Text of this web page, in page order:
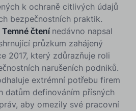
k ochraně citlivých údajů
bezpečnostních praktik.
Temné čtení nedávno napsal
průzkum zahájený
2017, který zdůrazňuje roli
narušeních podniků.
extrémní potřebu firem
datům definováním přísných
aby omezily své pracovní